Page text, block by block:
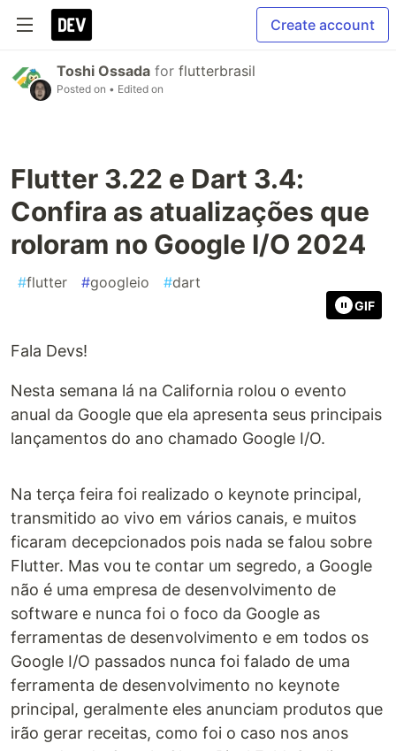
Create account
Toshi Ossada for flutterbrasil
Posted on • Edited on
Flutter 3.22 e Dart 3.4:
Confira as atualizações que
roloram no Google I/O 2024
#flutter #googleio #dart
GIF
Fala Devs!
Nesta semana lá na California rolou o evento
anual da Google que ela apresenta seus principais
lançamentos do ano chamado Google I/O.
Na terça feira foi realizado o keynote principal,
transmitido ao vivo em vários canais, e muitos
ficaram decepcionados pois nada se falou sobre
Flutter. Mas vou te contar um segredo, a Google
não é uma empresa de desenvolvimento de
software e nunca foi o foco da Google as
ferramentas de desenvolvimento e em todos os
Google I/O passados nunca foi falado de uma
ferramenta de desenvolvimento no keynote
principal, geralmente eles anunciam produtos que
irão gerar receitas, como foi o caso nos anos